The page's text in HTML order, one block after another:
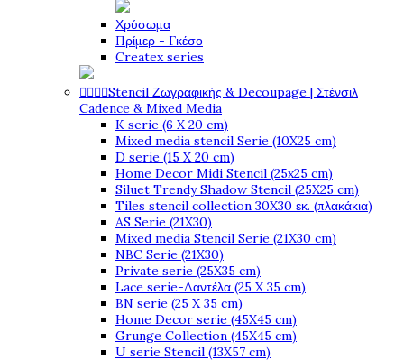
Χρύσωμα
Πρίμερ - Γκέσο
Createx series
Stencil Ζωγραφικής & Decoupage | Στένσιλ
Cadence & Mixed Media
K serie (6 X 20 cm)
Mixed media stencil Serie (10X25 cm)
D serie (15 X 20 cm)
Home Decor Midi Stencil (25x25 cm)
Siluet Trendy Shadow Stencil (25X25 cm)
Tiles stencil collection 30X30 εκ. (πλακάκια)
AS Serie (21X30)
Mixed media Stencil Serie (21X30 cm)
NBC Serie (21X30)
Private serie (25X35 cm)
Lace serie-Δαντέλα (25 X 35 cm)
BN serie (25 X 35 cm)
Home Decor serie (45X45 cm)
Grunge Collection (45X45 cm)
U serie Stencil (13X57 cm)